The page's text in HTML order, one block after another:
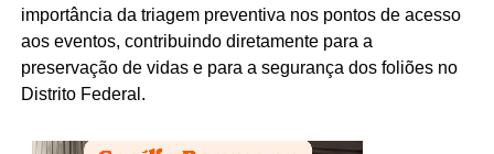
importância da triagem preventiva nos pontos de acesso
aos eventos, contribuindo diretamente para a
preservação de vidas e para a segurança dos foliões no
Distrito Federal.